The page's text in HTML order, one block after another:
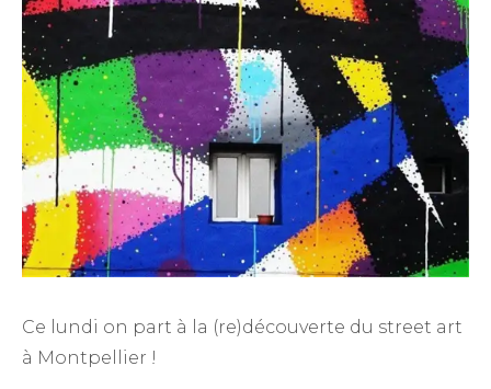
Ce lundi on part à la (re)découverte du street art
à Montpellier !